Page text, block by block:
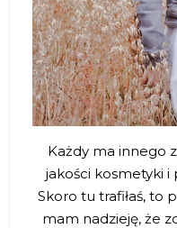
Każdy ma innego
jakości kosmetyki i
Skoro tu trafiłaś, to
mam nadzieję, że